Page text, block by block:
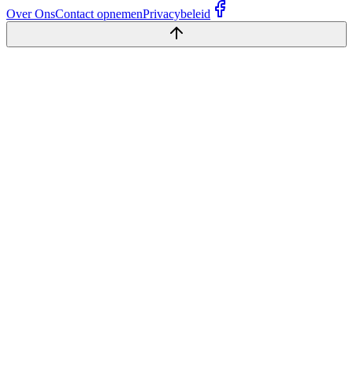
Over OnsContact opnemenPrivacybeleid